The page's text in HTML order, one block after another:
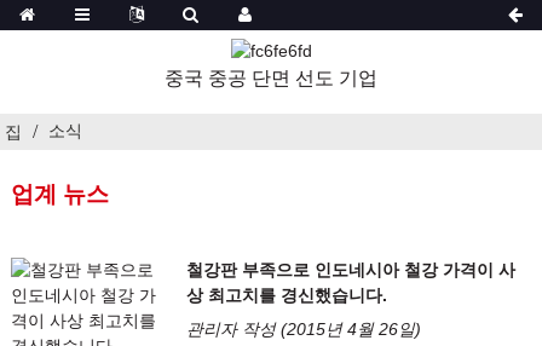
중국 중공 단면 선도 기업
집 소식
업계 뉴스
철강판 부족으로 인도네시아 철강 가격이 사
상 최고치를 경신했습니다.
관리자 작성 (2015년 4월 26일)